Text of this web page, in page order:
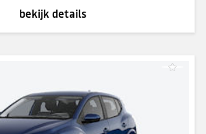
bekijk details